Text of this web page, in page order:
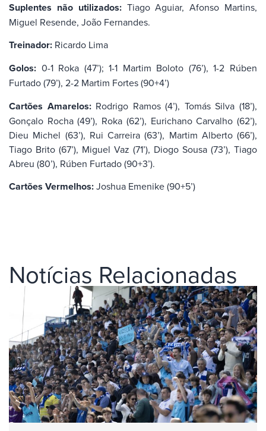
Suplentes não utilizados:Tiago Aguiar, Afonso Martins,
Miguel Resende, João Fernandes.
Treinador: Ricardo Lima
Golos: 0-1 Roka (47’); 1-1 Martim Boloto (76’), 1-2 Rúben
Furtado (79’), 2-2 Martim Fortes (90+4’)
Cartões Amarelos:Rodrigo Ramos (4’), Tomás Silva (18’),
Gonçalo Rocha (49’), Roka (62’), Eurichano Carvalho (62’),
Dieu Michel (63’), Rui Carreira (63’), Martim Alberto (66’),
Tiago Brito (67’), Miguel Vaz (71’), Diogo Sousa (73’), Tiago
Abreu (80’), Rúben Furtado (90+3’).
Cartões Vermelhos:Joshua Emenike (90+5’)
Notícias Relacionadas